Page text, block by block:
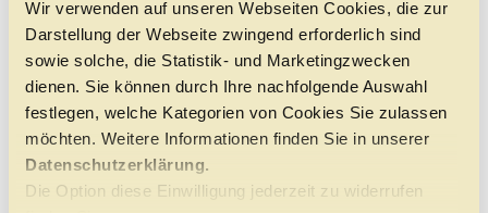
Wir verwenden auf unseren Webseiten Cookies, die zur
Darstellung der Webseite zwingend erforderlich sind
sowie solche, die Statistik- und Marketingzwecken
dienen. Sie können durch Ihre nachfolgende Auswahl
festlegen, welche Kategorien von Cookies Sie zulassen
möchten. Weitere Informationen finden Sie in unserer
Datenschutzerklärung.
Die Option diese Einwilligung jederzeit zu widerrufen